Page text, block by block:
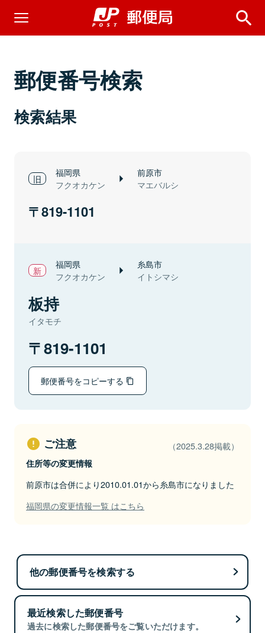
郵便番号検索
検索結果
福岡県
フクオカケン
前原市
マエバルシ
819-1101
福岡県
フクオカケン
糸島市
イトシマシ
板持
イタモチ
819-1101
郵便番号をコピーする
ご注意 （2025.3.28掲載）
住所等の変更情報
前原市は合併により2010.01.01から糸島市になりました
福岡県の変更情報一覧 はこちら
他の郵便番号を検索する
最近検索した郵便番号
過去に検索した郵便番号をご覧いただけます。